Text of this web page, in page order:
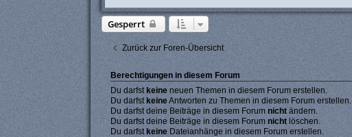
Gesperrt
Zurück zur Foren-Übersicht
Berechtigungen in diesem Forum
Du darfst keineneuen Themen in diesem Forum erstellen.
Du darfst keineAntworten zu Themen in diesem Forum erstellen.
Du darfst deine Beiträge in diesem Forum nichtändern.
Du darfst deine Beiträge in diesem Forumnichtlöschen.
Du darfst keineDateianhänge in diesem Forum erstellen.